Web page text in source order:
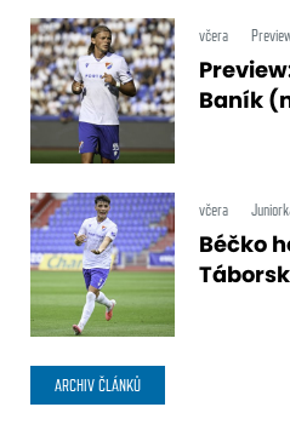
včera
Baník
včera
Béčko
ARCHIV ČLÁNKŮ